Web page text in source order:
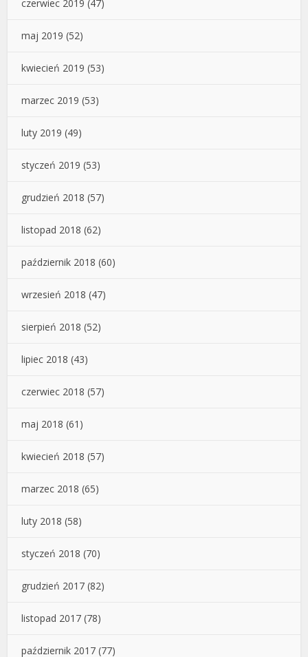
czerwiec 2019 (47)
maj 2019 (52)
kwiecień 2019 (53)
marzec 2019 (53)
luty 2019 (49)
styczeń 2019 (53)
grudzień 2018 (57)
listopad 2018 (62)
październik 2018 (60)
wrzesień 2018 (47)
sierpień 2018 (52)
lipiec 2018 (43)
czerwiec 2018 (57)
maj 2018 (61)
kwiecień 2018 (57)
marzec 2018 (65)
luty 2018 (58)
styczeń 2018 (70)
grudzień 2017 (82)
listopad 2017 (78)
październik 2017 (77)